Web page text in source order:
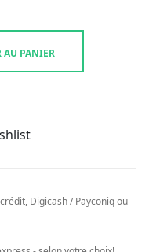
AU PANIER
Digicash / Payconiq ou